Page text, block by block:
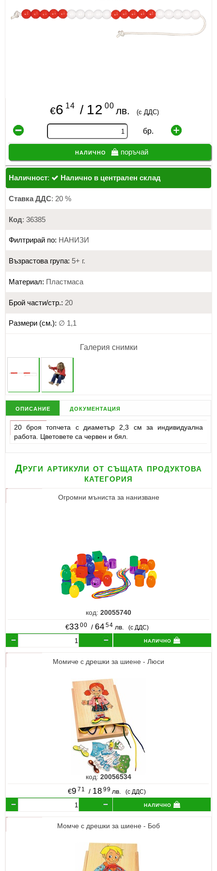
ИЗКУСТВА
СПОРТ
КНИГИ И УЧЕБНИЦИ
БДП
НОВИ
ПРОМОЦИИ
S.T.E.M.
€6 14 / 12 00 лв. (с ДДС)
бр.
налично поръчай
Наличност: Налично в централен склад
Ставка ДДС: 20 %
Код: 36385
Филтрирай по: НАНИЗИ
Възрастова група: 5+ г.
Материал: Пластмаса
Брой части/стр.: 20
Размери (см.): ∅ 1,1
Галерия снимки
описание документация
20 броя топчета с диаметър 2,3 см за индивидуална
работа. Цветовете са червен и бял.
Други артикули от същата продуктова
категория
Огромни мъниста за нанизване
код: 20055740
€33 00 /64 54 лв. (с ДДС)
налично
Момиче с дрешки за шиене - Люси
код:20056534
€9 71 / 18 99 лв. (с ДДС)
налично
Момче с дрешки за шиене - Боб